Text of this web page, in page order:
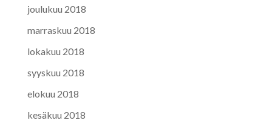
joulukuu 2018
marraskuu 2018
lokakuu 2018
syyskuu 2018
elokuu 2018
kesäkuu 2018